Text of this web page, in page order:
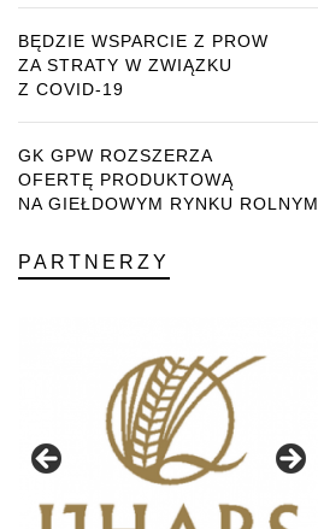
BĘDZIE WSPARCIE Z PROW
ZA STRATY W ZWIĄZKU
Z COVID-19
GK GPW ROZSZERZA
OFERTĘ PRODUKTOWĄ
NA GIEŁDOWYM RYNKU ROLNYM
PARTNERZY